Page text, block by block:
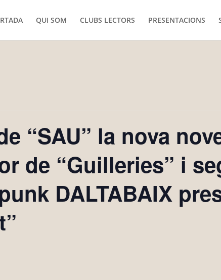
QUI SOM CLUBS LECTORS PRESENTACIONS
“SAU” la nova
de “Guilleries” i
DALTABAIX